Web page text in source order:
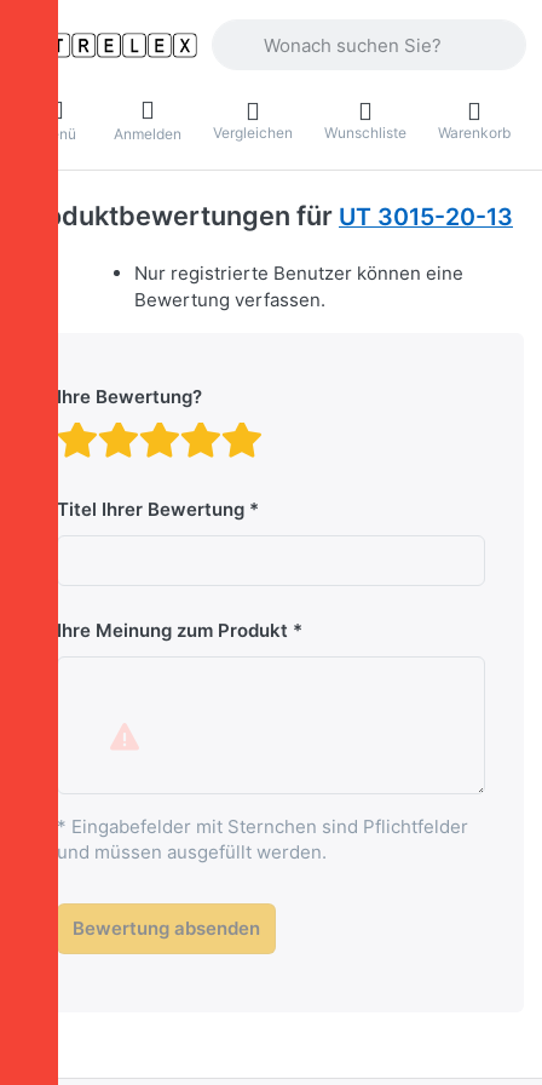
Menü Anmelden Vergleichen Wunschliste Warenkorb
Produktbewertungen für UT 3015-20-13
Nur registrierte Benutzer können eine
Bewertung verfassen.
Ihre Bewertung?
Bewertung: 4 von
Bewertung: 3 von 5
Bewertung: 2 von 5
Bewertung: 1 von 5
Titel Ihrer Bewertung
Ihre Meinung zum Produkt
* Eingabefelder mit Sternchen sind Pflichtfelder
und müssen ausgefüllt werden.
Bewertung absenden